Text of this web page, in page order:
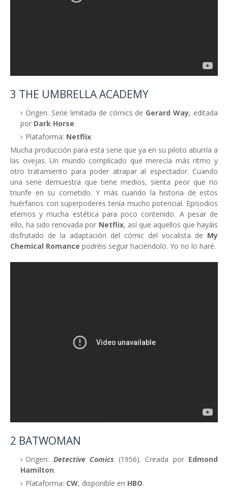
3 THE UMBRELLA ACADEMY
Origen. Serie limitada de cómics de Gerard Way, editada
por Dark Horse.
Plataforma: Netflix
Mucha producción para esta serie que ya en su piloto aburría a
las ovejas. Un mundo complicado que merecía más ritmo y
otro tratamiento para poder atrapar al espectador. Cuando
una serie demuestra que tiene medios, sienta peor que no
triunfe en su cometido. Y más cuando la historia de estos
huérfanos con superpoderes tenía mucho potencial. Episodios
eternos y mucha estética para poco contenido. A pesar de
ello, ha sido renovada por Netflix, así que aquellos que hayáis
disfrutado de la adaptación del cómic del vocalista de My
Chemical Romance podréis seguir haciéndolo. Yo no lo haré.
2 BATWOMAN
Origen: Detective Comics (1956). Creada por Edmond
Hamilton.
Plataforma: CW, disponible en HBO.